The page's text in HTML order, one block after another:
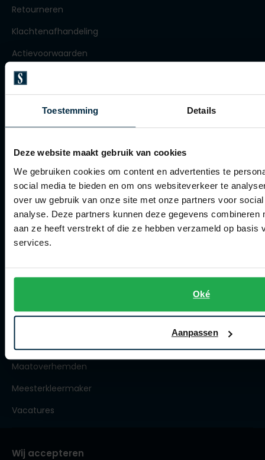
Toestemming Details
Deze website maakt gebruik van cookies
We gebruiken cookies om content en advertenties te
social media te bieden en om ons websiteverkeer te
over uw gebruik van onze site met onze partners voor
analyse. Deze partners kunnen deze gegevens combineren
aan ze heeft verstrekt of die ze hebben verzameld op basis
services.
Oké
Aanpassen
Olymp
People of Shibuya
Pierre Cardin
Polo Ralph Lauren
Portofino
Profuomo
R2
Rehab
Replay
Slater
State of Art
Superdry
Tommy Hilfiger
Retourneren
Klachtenafhandeling
Actievoorwaarden
Artikelonderhoud
Winkel
Openingstijden
Contact winkel
Contact webshop
Spierings Herenmode
Collecties herenkleding
Maatoverhemden
Meesterkleermaker
Vacatures
Wij accepteren